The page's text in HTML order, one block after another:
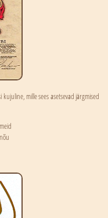
mille sees asetsevad järgmised